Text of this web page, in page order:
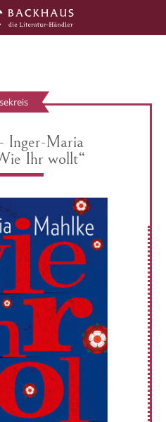
Inger-Maria
Ihr wollt“